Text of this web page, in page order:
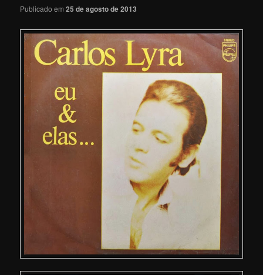
Publicado em25 de agosto de 2013